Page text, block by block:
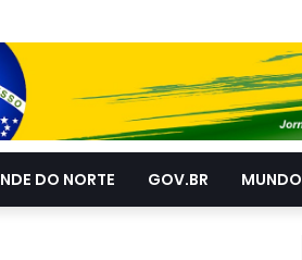
DO NORTE GOV.BR MUNDO